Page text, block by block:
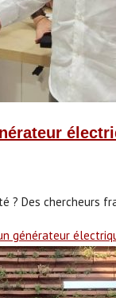
? Des chercheurs
générateur